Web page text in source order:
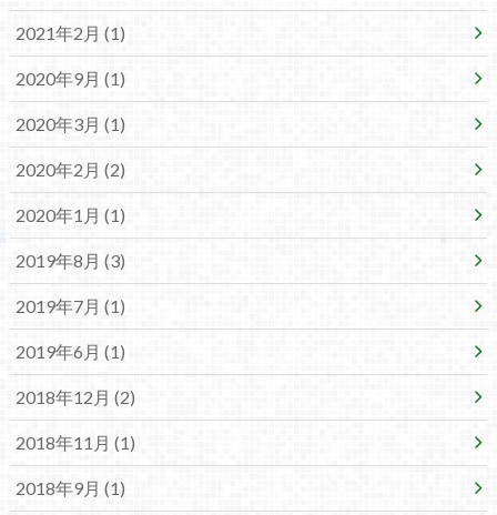
2021年2月 (1)
2020年9月 (1)
2020年3月 (1)
2020年2月 (2)
2020年1月 (1)
2019年8月 (3)
2019年7月 (1)
2019年6月 (1)
2018年12月 (2)
2018年11月 (1)
2018年9月 (1)